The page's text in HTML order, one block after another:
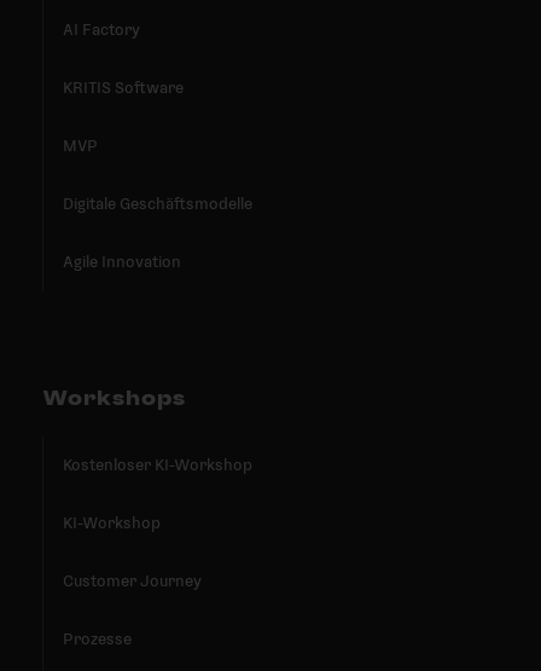
AI Factory
KRITIS Software
MVP
Digitale Geschäftsmodelle
Agile Innovation
Workshops
Kostenloser KI-Workshop
KI-Workshop
Customer Journey
Prozesse